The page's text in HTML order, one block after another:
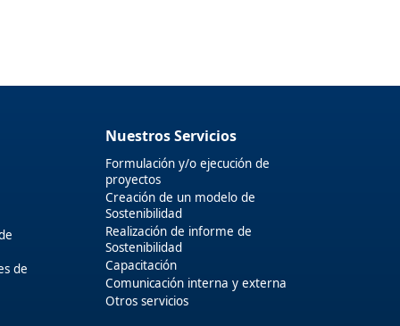
de
Nuestros Servicios
Formulación y/o ejecución de
proyectos
Creación de un modelo de
Sostenibilidad
Realización de informe de
Sostenibilidad
Capacitación
Comunicación interna y externa
Otros servicios